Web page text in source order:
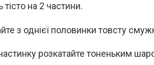
тісто на 2 частини.
з однієї половинки товсту
розкатайте тоненьким